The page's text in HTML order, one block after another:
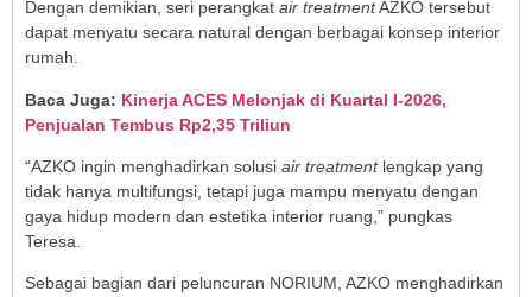
Dengan demikian, seri perangkat air treatmentAZKO tersebut
dapat menyatu secara natural dengan berbagai konsep interior
rumah.
Baca Juga: Kinerja ACES Melonjak di Kuartal I-2026,
Penjualan Tembus Rp2,35 Triliun
“AZKO ingin menghadirkan solusi air treatmentlengkap yang
tidak hanya multifungsi, tetapi juga mampu menyatu dengan
gaya hidup modern dan estetika interior ruang,” pungkas
Teresa.
Sebagai bagian dari peluncuran NORIUM, AZKO menghadirkan